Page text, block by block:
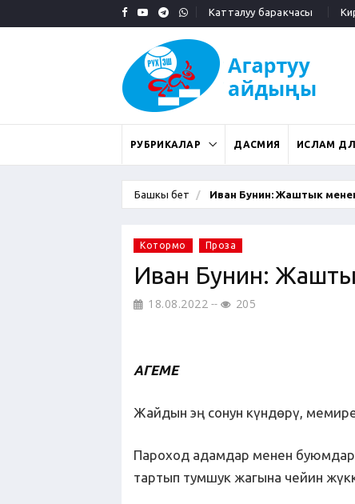
Катталуу баракчасы
РУБРИКАЛАР ДАСМИЯ ИСЛАМ
Башкы бет Иван Бунин: Жаштык
Котормо Проза
Иван Бунин:
18.08.2022 205
АҢГЕМЕ
Жайдын эң сонун күндөрү,
Пароход адамдар менен
тартып тумшук жагына чейин